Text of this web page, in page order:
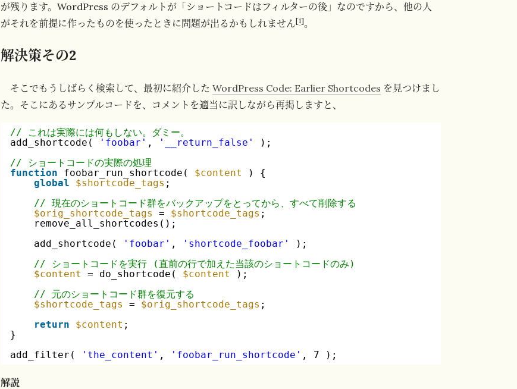
が残ります。WordPress のデフォルトが「ショートコードはフィルターの後」なのですから、他の人
がそれを前提に作ったものを使ったときに問題が出るかもしれません[1]。
解決策その2
そこでもうしばらく検索して、最初に紹介したWordPress Code: Earlier Shortcodes を見つけまし
た。そこにあるサンプルコードを、コメントを適当に訳しながら再掲しますと、
// これは実際には何もしない。ダミー。
add_shortcode(
'foobar' , '__return_false'
);
// ショートコードの実際の処理
function
foobar_run_shortcode( $content
) {
global
$shortcode_tags ;
// 現在のショートコード群をバックアップをとってから、すべて削除する
$orig_shortcode_tags
= $shortcode_tags ;
remove_all_shortcodes();
add_shortcode(
'foobar' , 'shortcode_foobar'
);
// ショートコードを実行 (直前の行で加えた当該のショートコードのみ)
$content
= do_shortcode( $content
);
// 元のショートコード群を復元する
$shortcode_tags
= $orig_shortcode_tags ;
return
$content ;
}
add_filter(
'the_content' , 'foobar_run_shortcode' , 7 );
解説